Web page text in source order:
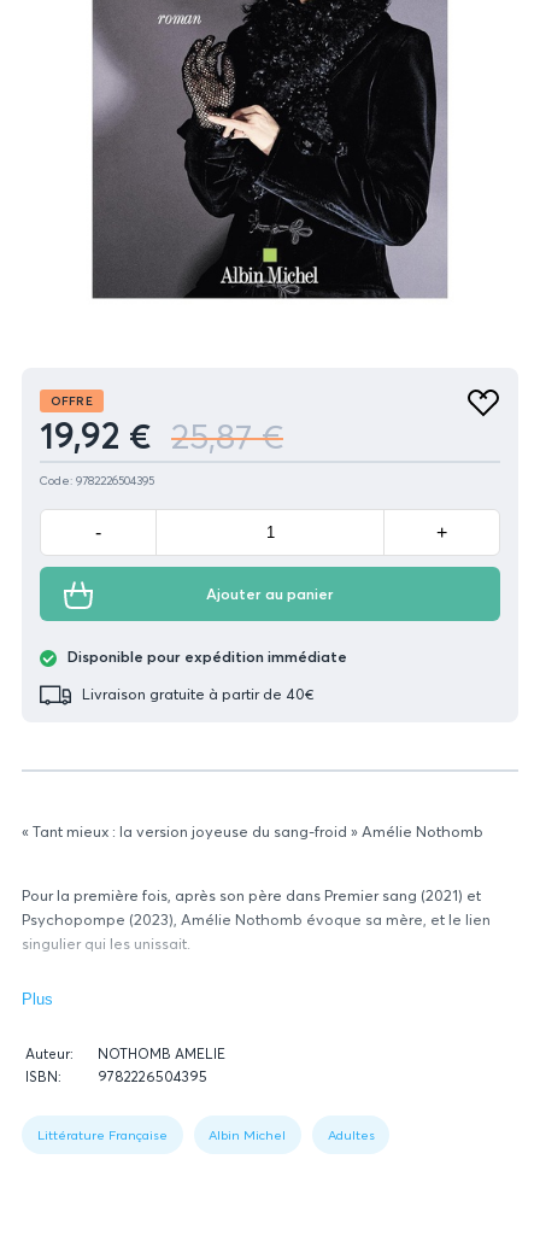
« Tant mieux : la version joyeuse du sang-froid » Amélie Nothomb
Pour la première fois, après son père dans Premier sang (2021) et
Psychopompe (2023), Amélie Nothomb évoque sa mère, et le lien
singulier qui les unissait.
Percutant, prenant et jubilatoire.
réalité se confondent, dressant le portrait bouleversant de sa mère et
d'une enfance en résistance
France Info
Plus
Données
relatives
du
Auteur:
NOTHOMB AMELIE
ISBN:
9782226504395
1:
Book
Littérature Française Albin Michel Adultes
Produit
OFFRE
25,87 €
19,92 €
Ajouter
Code: 9782226504395
Minus
- Plus
+
Ajouter au panier
Disponible pour expédition immédiate
Livraison gratuite à partir de 40€